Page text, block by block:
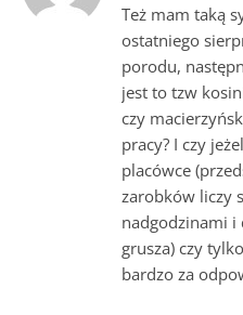
Też mam taką
ostatniego
porodu,
jest to tzw
czy
pracy? I czy
placówce
zarobków liczy
nadgodzinami i
grusza) czy
bardzo za